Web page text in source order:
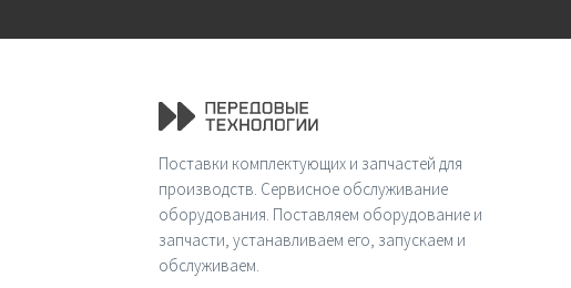
Поставки комплектующих и запчастей для
производств. Сервисное обслуживание
оборудования. Поставляем оборудование и
запчасти, устанавливаем его, запускаем и
обслуживаем.